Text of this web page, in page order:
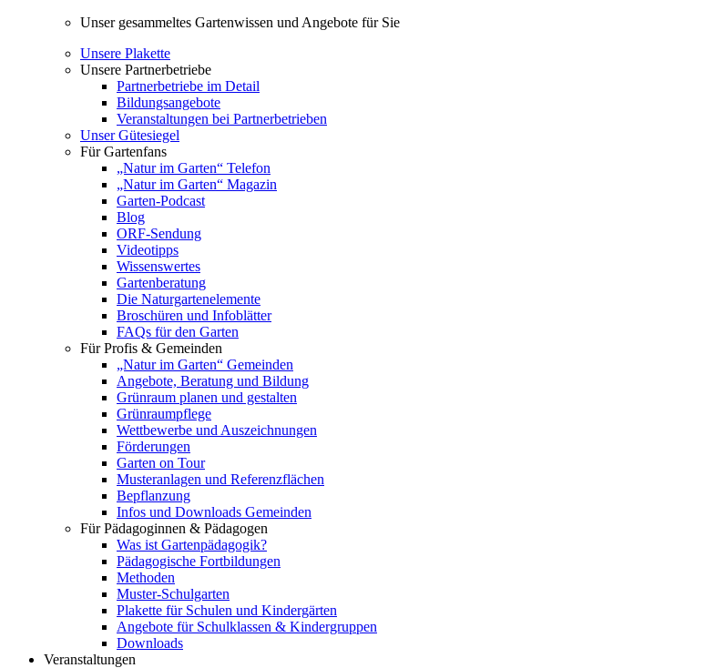
Unser gesammeltes Gartenwissen und Angebote für Sie
Unsere Plakette
Unsere Partnerbetriebe
Partnerbetriebe im Detail
Bildungsangebote
Veranstaltungen bei Partnerbetrieben
Unser Gütesiegel
Für Gartenfans
„Natur im Garten“ Telefon
„Natur im Garten“ Magazin
Garten-Podcast
Blog
ORF-Sendung
Videotipps
Wissenswertes
Gartenberatung
Die Naturgartenelemente
Broschüren und Infoblätter
FAQs für den Garten
Für Profis & Gemeinden
„Natur im Garten“ Gemeinden
Angebote, Beratung und Bildung
Grünraum planen und gestalten
Grünraumpflege
Wettbewerbe und Auszeichnungen
Förderungen
Garten on Tour
Musteranlagen und Referenzflächen
Bepflanzung
Infos und Downloads Gemeinden
Für Pädagoginnen & Pädagogen
Was ist Gartenpädagogik?
Pädagogische Fortbildungen
Methoden
Muster-Schulgarten
Plakette für Schulen und Kindergärten
Angebote für Schulklassen & Kindergruppen
Downloads
Veranstaltungen